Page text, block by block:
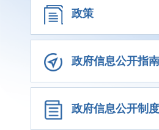
政策
政府信息公开指南
政府信息公开制度